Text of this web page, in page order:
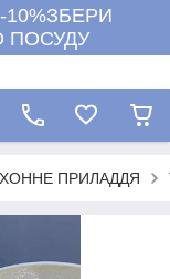
ПОСУДУ
ПРИЛАДДЯ